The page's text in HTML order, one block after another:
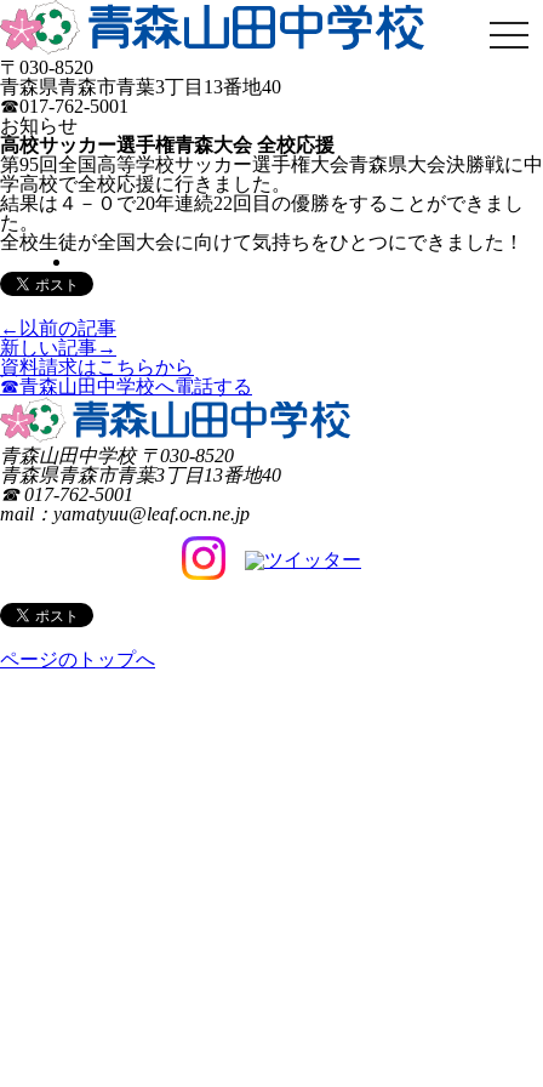
〒030-8520
青森県青森市青葉3丁目13番地40
☎017-762-5001
お知らせ
高校サッカー選手権青森大会 全校応援
第95回全国高等学校サッカー選手権大会青森県大会決勝戦に中
学高校で全校応援に行きました。
結果は４－０で20年連続22回目の優勝をすることができまし
た。
全校生徒が全国大会に向けて気持ちをひとつにできました！
←以前の記事
新しい記事→
資料請求はこちらから
☎青森山田中学校へ電話する
青森山田中学校〒030-8520
青森県青森市青葉3丁目13番地40
☎ 017-762-5001
mail：yamatyuu@leaf.ocn.ne.jp
ページのトップへ